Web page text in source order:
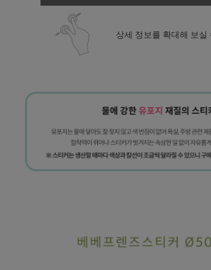
상세 정보를 확대해 보실